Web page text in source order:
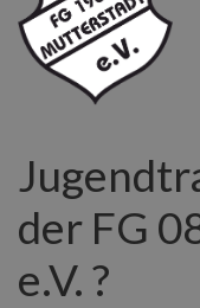
der FG
e.V. ?